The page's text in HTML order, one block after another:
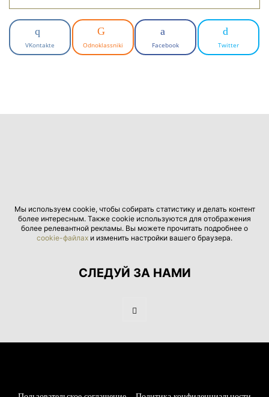
VKontakte Odnoklassniki Facebook Twitter
Мы используем cookie, чтобы собирать статистику и делать контент
более интересным. Также cookie используются для отображения
более релевантной рекламы. Вы можете прочитать подробнее о
cookie-файлах и изменить настройки вашего браузера.
СЛЕДУЙ ЗА НАМИ